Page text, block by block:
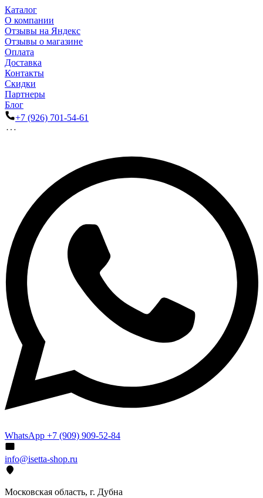
Каталог
О компании
Отзывы на Яндекс
Отзывы о магазине
Оплата
Доставка
Контакты
Скидки
Партнеры
Блог
+7 (926) 701-54-61
WhatsApp +7 (909) 909-52-84
info@isetta-shop.ru
Московская область, г. Дубна